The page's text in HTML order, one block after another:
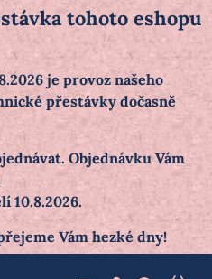
tohoto eshopu
je provoz našeho
přestávky dočasně
Objednávku Vám
10.8.2026.
Vám hezké dny!